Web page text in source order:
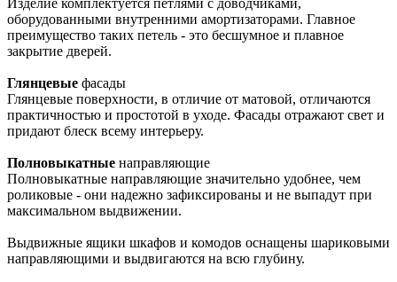
Изделие комплектуется петлями с доводчиками,
оборудованными внутренними амортизаторами. Главное
преимущество таких петель - это бесшумное и плавное
закрытие дверей.
Глянцевые фасады
Глянцевые поверхности, в отличие от матовой, отличаются
практичностью и простотой в уходе. Фасады отражают свет и
придают блеск всему интерьеру.
Полновыкатные направляющие
Полновыкатные направляющие значительно удобнее, чем
роликовые - они надежно зафиксированы и не выпадут при
максимальном выдвижении.
Выдвижные ящики шкафов и комодов оснащены шариковыми
направляющими и выдвигаются на всю глубину.